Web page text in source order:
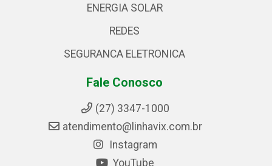
ENERGIA SOLAR
REDES
SEGURANCA ELETRONICA
Fale Conosco
(27) 3347-1000
atendimento@linhavix.com.br
Instagram
YouTube